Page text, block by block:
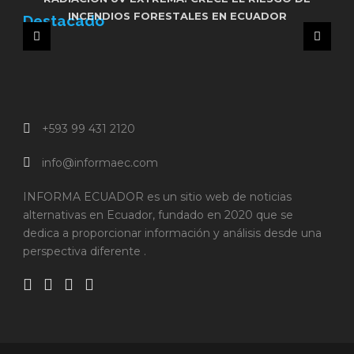
DestacadoINCENDIOS FORESTALES EN ECUADOR
ASESINADO EN ATAQUE ARMADO
DE PABEL MUÑOZ EN QUITO
+593 99 431 2120
info@informaec.com
INFORMA ECUADOR es un sitio web de noticias
alternativas en Ecuador, fundado en 2020 que se
dedica a proporcionar información y análisis desde una
perspectiva diferente .